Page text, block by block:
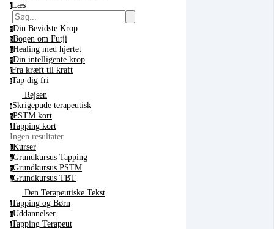
lLæs
dDin Bevidste Krop
bBogen om Futji
hHealing med hjertet
dDin intelligente krop
fFra kræft til kraft
tTap dig fri
Rejsen
sSkrigepude terapeutisk
pPSTM kort
tTapping kort
Ingen resultater
kKurser
gGrundkursus Tapping
gGrundkursus PSTM
gGrundkursus TBT
Den Terapeutiske Tekst
tTapping og Børn
uUddannelser
tTapping Terapeut